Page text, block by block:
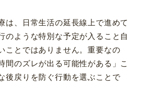
は、日常生活の延長線上で進めて
のような特別な予定が入ること自
ことではありません。重要なの
間のズレが出る可能性がある」こ
後戻りを防ぐ行動を選ぶことで